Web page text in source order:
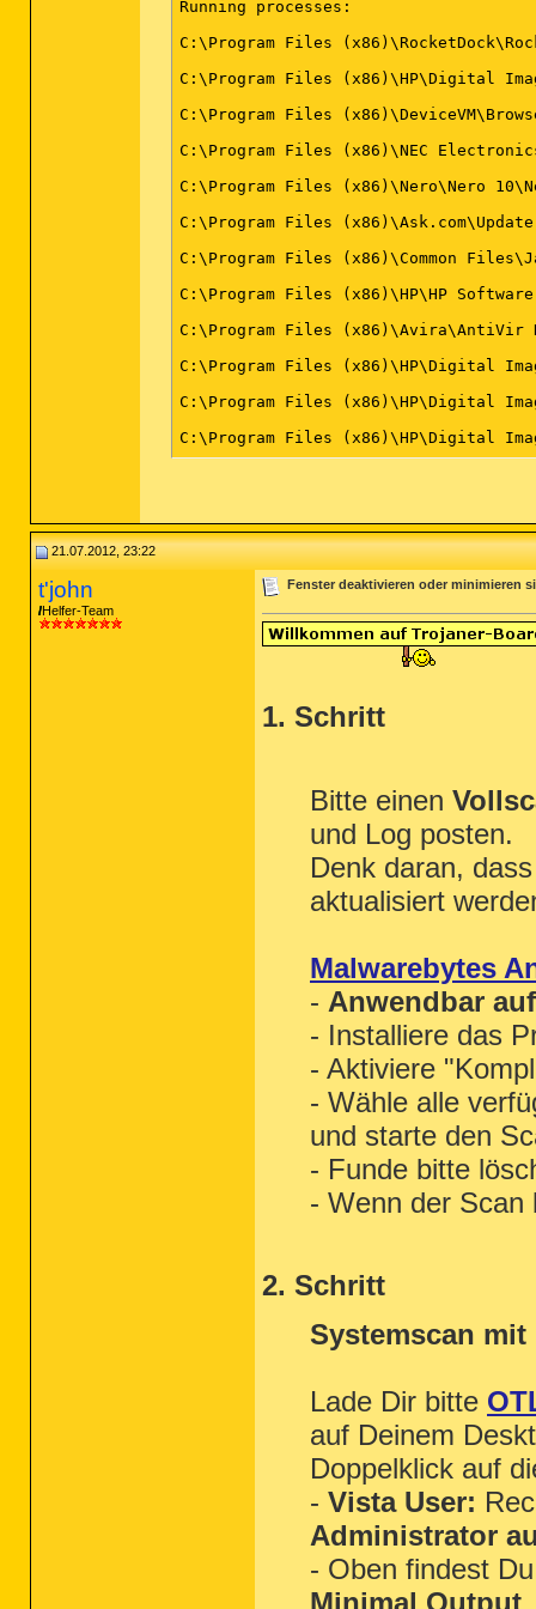
21.07.2012, 23:22
t'john
Helfer-Team
Fenster deaktivieren oder minimieren
1. Schritt
Bitte einen
und Log posten.
Denk daran,
aktualisiert
Malwarebytes
- Anwendbar
- Installiere das
- Aktiviere
- Wähle alle
und starte den
- Funde bitte
- Wenn der Scan
2. Schritt
Systemscan mit
Lade Dir bitte
auf Deinem
Doppelklick auf
- Vista User:
Administrator
- Oben findest